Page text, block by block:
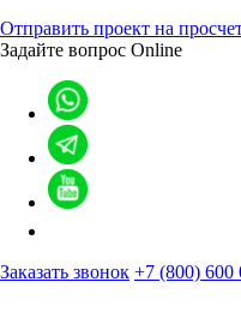
Отправить проект на
Задайте вопрос Online
Заказать звонок +7 (800) 600